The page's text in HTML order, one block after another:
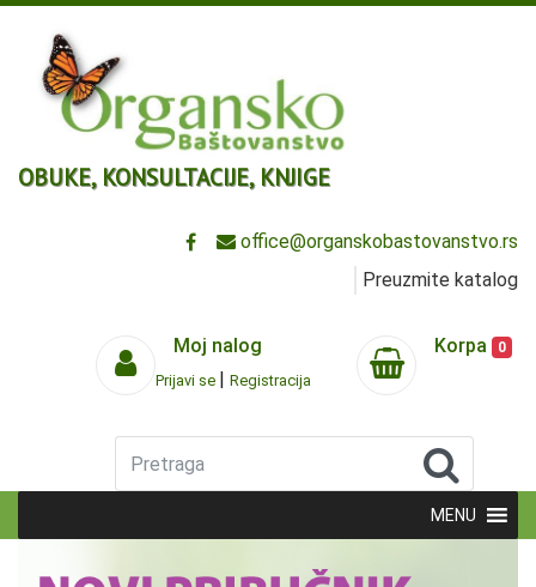
OBUKE, KONSULTACIJE, KNJIGE
office@organskobastovanstvo.rs
Preuzmite katalog
Moj nalog
Prijavi se | Registracija
Korpa 0
Pretraga
MENU